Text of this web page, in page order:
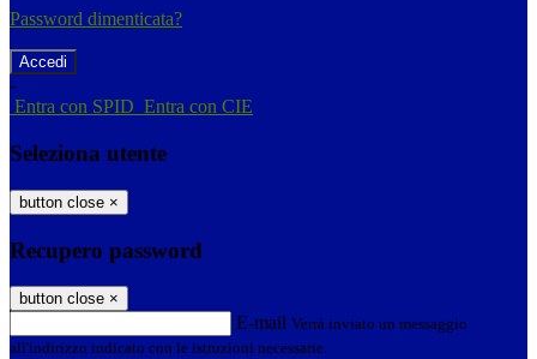
Password dimenticata?
-
Entra con SPID Entra con CIE
Seleziona utente
button close ×
Recupero password
button close ×
E-mail Verrà inviato un messaggio
all'indirizzo indicato con le istruzioni necessarie.